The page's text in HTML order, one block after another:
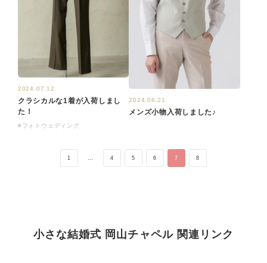
2024.07.12
クラシカルな1着が入荷しまし
た！
#フォトウェディング
2024.06.21
メンズ小物入荷しました♪
1 … 4 5 6 7 8
小さな結婚式 岡山チャペル 関連リンク